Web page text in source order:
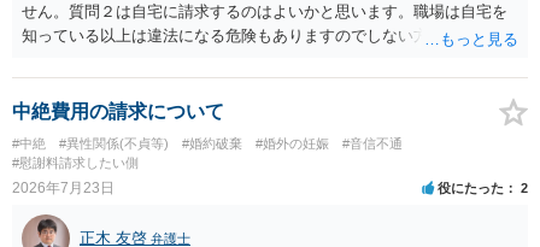
せん。質問２は自宅に請求するのはよいかと思います。職場は自宅を
知っている以上は違法になる危険もありますのでしない方が良いで
かと思います。有責配偶者ですので相手方からの離婚は拒否しても仮
に訴訟されても法的に成立しません。質問５は認知すると養育費支払
い、相続権が発生します。合意があれば法的に可能ですが法律で強制
することはできません。質問６は可能です。質問７は不貞行為の写真
データ（ハメ撮り）、第三者撮影の腕組み写真、夫の自白録音まであ
中絶費用の請求について
#中絶 #異性関係(不貞等) #婚約破棄 #婚外の妊娠
#音信不通
#慰謝料請求したい側
2026年7月23日 役にたった 2
正木 友啓 弁護士